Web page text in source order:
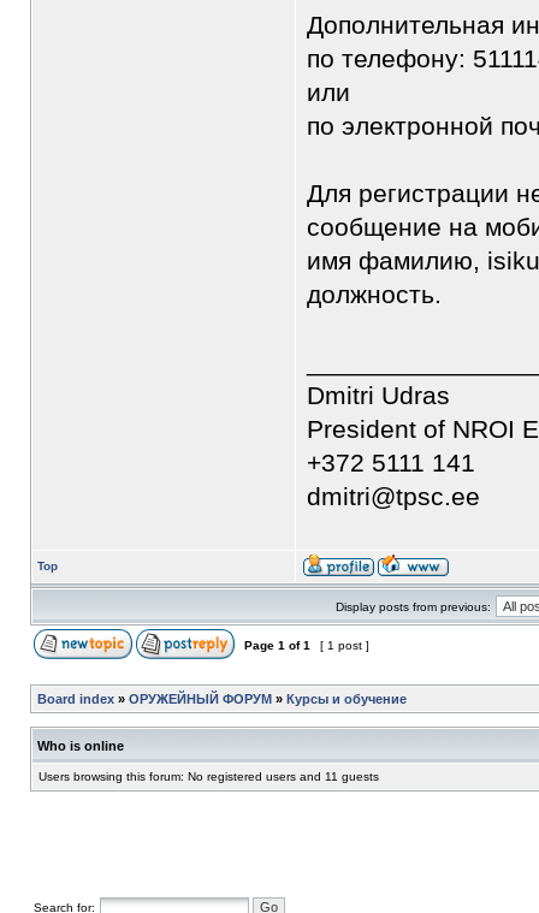
Дополнительная
по телефону:
или
по электронной
Для регистрации
сообщение на
имя фамилию,
должность.
Dmitri Udras
President of NROI
+372 5111 141
dmitri@tpsc.ee
Top
Display posts from previous:
Page 1 of1 [ 1 post ]
Board index » ОРУЖЕЙНЫЙ ФОРУМ » Курсы и обучение
Who is online
Users browsing this forum: No registered users and 11 guests
Search for: